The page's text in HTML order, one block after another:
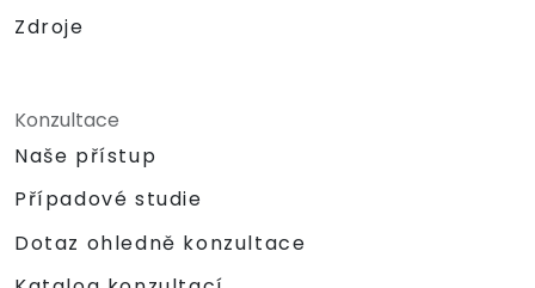
Zdroje
Konzultace
Naše přístup
Případové studie
Dotaz ohledně konzultace